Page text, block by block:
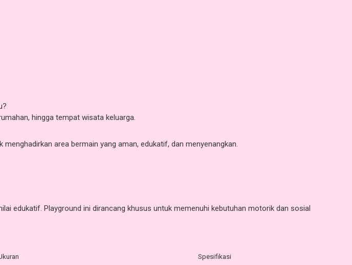
hingga tempat wisata keluarga.
area bermain yang aman, edukatif, dan menyenangkan.
edukatif. Playground ini dirancang khusus untuk memenuhi kebutuhan motorik dan sosial
Spesifikasi